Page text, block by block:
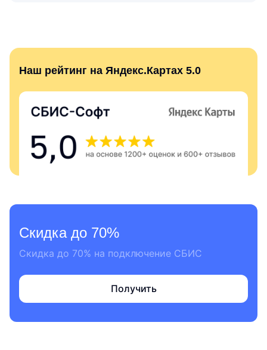
Наш рейтинг на Яндекс.Картах 5.0
Скидка до 70%
Скидка до 70% на подключение СБИС
Получить